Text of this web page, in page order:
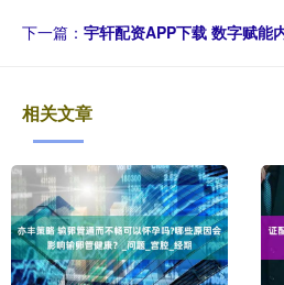
下一篇： 宇轩配资APP下载 数字赋能
相关文章